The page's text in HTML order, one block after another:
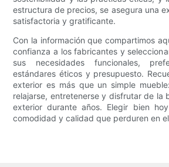
estructura de precios, se asegura una
satisfactoria y gratificante.
Con la información que compartimos
confianza a los fabricantes y
sus necesidades funcionales,
estándares éticos y presupuesto.
exterior es más que un simple
relajarse, entretenerse y disfrutar de la
exterior durante años. Elegir bien
comodidad y calidad que perduren en